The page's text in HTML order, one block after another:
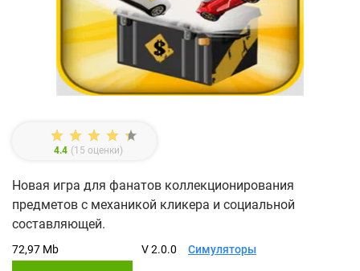
4.4 (15 оценки)
Новая игра для фанатов коллекционирования
предметов с механикой кликера и социальной
составляющей.
72,97 Mb V 2.0.0 Симуляторы